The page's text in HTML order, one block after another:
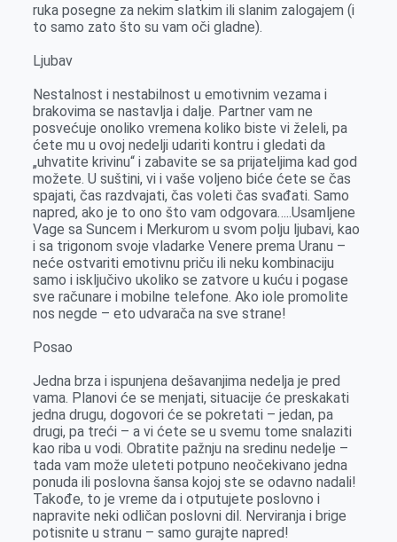
ruka posegne za nekim slatkim ili slanim zalogajem (i
to samo zato što su vam oči gladne).
Ljubav
Nestalnost i nestabilnost u emotivnim vezama i
brakovima se nastavlja i dalje. Partner vam ne
posvećuje onoliko vremena koliko biste vi želeli, pa
ćete mu u ovoj nedelji udariti kontru i gledati da
„uhvatite krivinu“ i zabavite se sa prijateljima kad god
možete. U suštini, vi i vaše voljeno biće ćete se čas
spajati, čas razdvajati, čas voleti čas svađati. Samo
napred, ako je to ono što vam odgovara…..Usamljene
Vage sa Suncem i Merkurom u svom polju ljubavi, kao
i sa trigonom svoje vladarke Venere prema Uranu –
neće ostvariti emotivnu priču ili neku kombinaciju
samo i isključivo ukoliko se zatvore u kuću i pogase
sve računare i mobilne telefone. Ako iole promolite
nos negde – eto udvarača na sve strane!
Posao
Jedna brza i ispunjena dešavanjima nedelja je pred
vama. Planovi će se menjati, situacije će preskakati
jedna drugu, dogovori će se pokretati – jedan, pa
drugi, pa treći – a vi ćete se u svemu tome snalaziti
kao riba u vodi. Obratite pažnju na sredinu nedelje –
tada vam može uleteti potpuno neočekivano jedna
ponuda ili poslovna šansa kojoj ste se odavno nadali!
Takođe, to je vreme da i otputujete poslovno i
napravite neki odličan poslovni dil. Nerviranja i brige
potisnite u stranu – samo gurajte napred!